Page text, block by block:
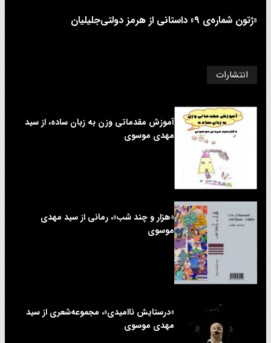
«ژتون شماره‌ی ۹» داستانی از هرمز دولتی‌جلیلیان
انتشارات
آموزش مقدماتی وزن به زبان ساده، از سید
مهدی موسوی
«هزار و چند شب»، رمانی از سید مهدی
موسوی
«درستایش ناامیدی»، مجموعه‌شعری از سید
مهدی موسوی